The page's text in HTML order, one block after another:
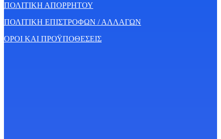
ΠΟΛΙΤΙΚΗ ΑΠΟΡΡΗΤΟΥ
ΠΟΛΙΤΙΚΗ ΕΠΙΣΤΡΟΦΩΝ / ΑΛΛΑΓΩΝ
ΟΡΟΙ ΚΑΙ ΠΡΟΫΠΟΘΕΣΕΙΣ